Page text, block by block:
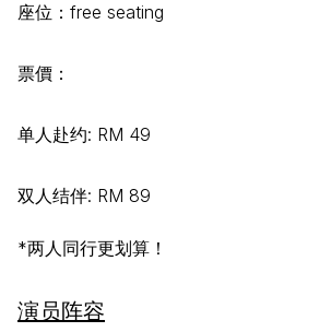
座位：free seating
票價：
单人赴约: RM 49
双人结伴: RM 89
*两人同行更划算！
演员阵容